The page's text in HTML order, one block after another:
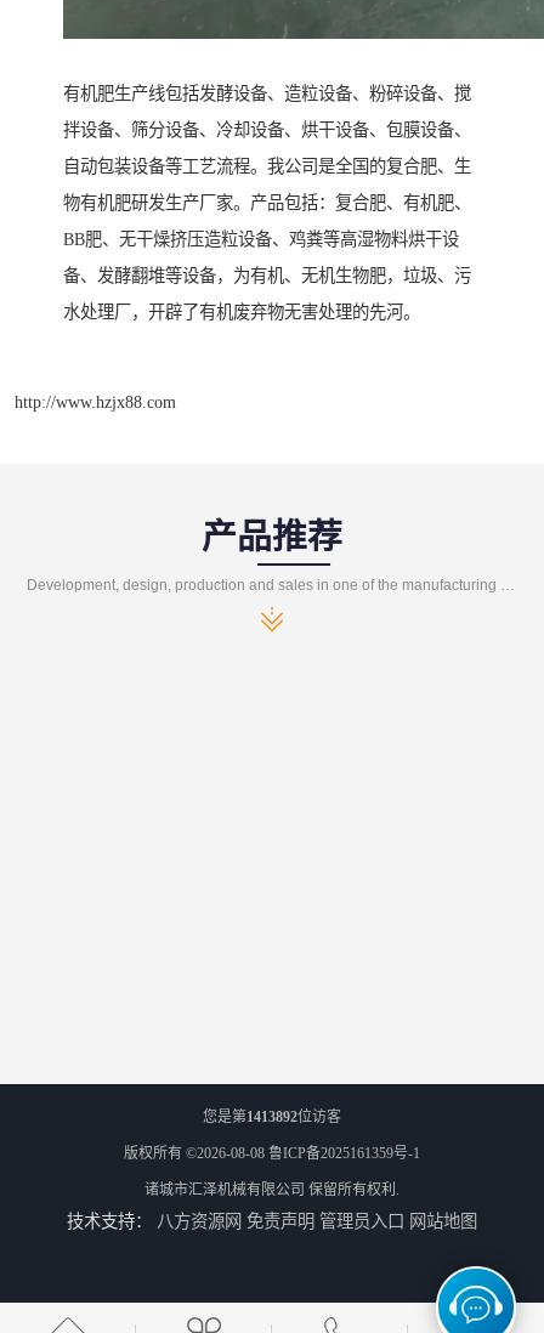
有机肥生产线包括发酵设备、造粒设备、粉碎设备、搅
拌设备、筛分设备、冷却设备、烘干设备、包膜设备、
自动包装设备等工艺流程。我公司是全国的复合肥、生
物有机肥研发生产厂家。产品包括：复合肥、有机肥、
BB肥、无干燥挤压造粒设备、鸡粪等高湿物料烘干设
备、发酵翻堆等设备，为有机、无机生物肥，垃圾、污
水处理厂，开辟了有机废弃物无害处理的先河。
http://www.hzjx88.com
产品推荐
Development, design, production and sales in one of the manufacturing enterprises
您是第1413892位访客
版权所有 ©2026-08-08 鲁ICP备2025161359号-1
诸城市汇泽机械有限公司 保留所有权利.
技术支持： 八方资源网 免责声明 管理员入口 网站地图